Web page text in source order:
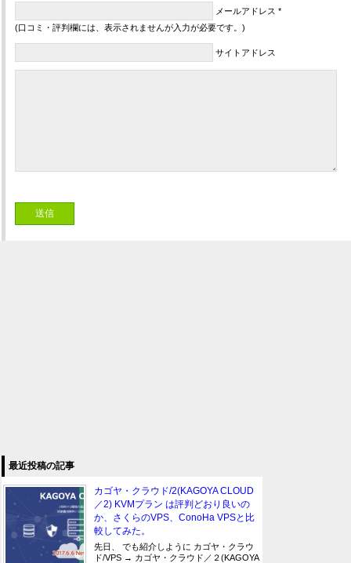
メールアドレス *
(口コミ・評判欄には、表示されませんが入力が必要です。)
サイトアドレス
最近投稿の記事
カゴヤ・クラウド/2(KAGOYA CLOUD
／2) KVMプラン は評判どおり良いの
か、さくらのVPS、ConoHa VPSと比
較してみた。
先日、 でも紹介しように カゴヤ・クラウ
ド/VPS → カゴヤ・クラウド／２(KAGOYA